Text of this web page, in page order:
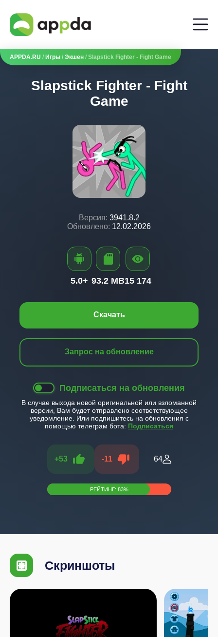
APPDA.RU / Игры / Экшен / Slapstick Fighter - Fight Game
Slapstick Fighter - Fight
Game
Версия: 3941.8.2
Обновлено: 12.02.2026
Скачать
Запрос на обновление
Подписаться на обновления
В случае выхода новой оригинальной или взломанной
версии, Вам будет отправлено соответствующее
уведомление. Или подпишитесь на обновления с
помощью телеграм бота: Подписаться
+53 -11 64
РЕЙТИНГ: 83%
5.0+ 93.2 MB15 174
Скриншоты